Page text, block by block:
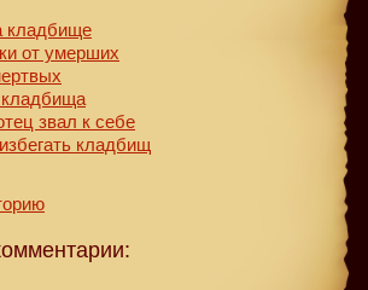
кладбище
от умерших
звал к себе
кладбищ